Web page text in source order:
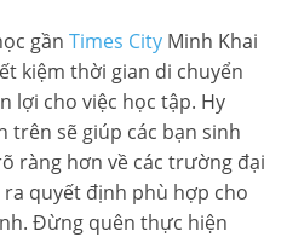
gần Times City Minh Khai
kiệm thời gian di chuyển
lợi cho việc học tập. Hy
sẽ giúp các bạn sinh
ràng hơn về các trường đại
ra quyết định phù hợp cho
Đừng quên thực hiện